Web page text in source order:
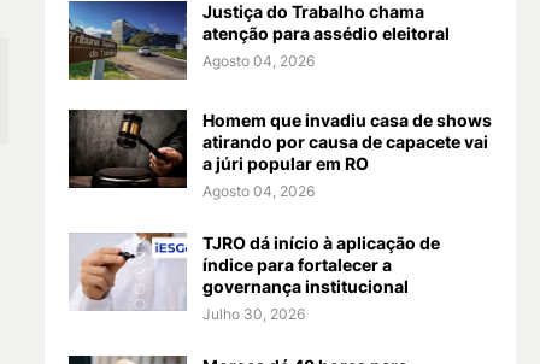
Justiça do Trabalho chama
atenção para assédio eleitoral
Agosto 04, 2026
Homem que invadiu casa de shows
atirando por causa de capacete vai
a júri popular em RO
Agosto 04, 2026
TJRO dá início à aplicação de
índice para fortalecer a
governança institucional
Julho 30, 2026